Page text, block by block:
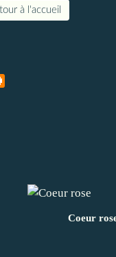
à l'accueil
Coeur